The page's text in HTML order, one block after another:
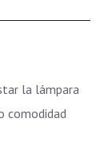
la lámpara
comodidad